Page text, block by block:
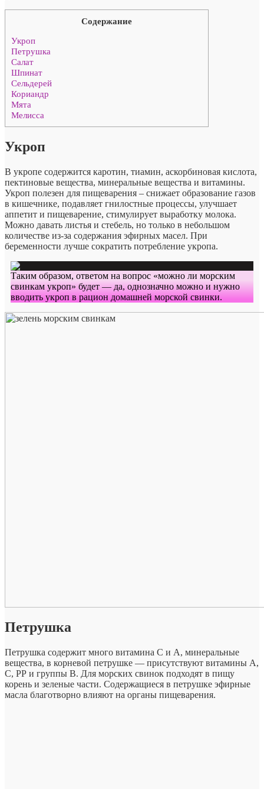
Содержание
Укроп
Петрушка
Салат
Шпинат
Сельдерей
Кориандр
Мята
Мелисса
Укроп
В укропе содержится каротин, тиамин, аскорбиновая кислота,
пектиновые вещества, минеральные вещества и витамины.
Укроп полезен для пищеварения – снижает образование газов
в кишечнике, подавляет гнилостные процессы, улучшает
аппетит и пищеварение, стимулирует выработку молока.
Можно давать листья и стебель, но только в небольшом
количестве из-за содержания эфирных масел. При
беременности лучше сократить потребление укропа.
Таким образом, ответом на вопрос «можно ли морским
свинкам укроп» будет — да, однозначно можно и нужно
вводить укроп в рацион домашней морской свинки.
Петрушка
Петрушка содержит много витамина С и А, минеральные
вещества, в корневой петрушке — присутствуют витамины А,
С, РР и группы В. Для морских свинок подходят в пищу
корень и зеленые части. Содержащиеся в петрушке эфирные
масла благотворно влияют на органы пищеварения.